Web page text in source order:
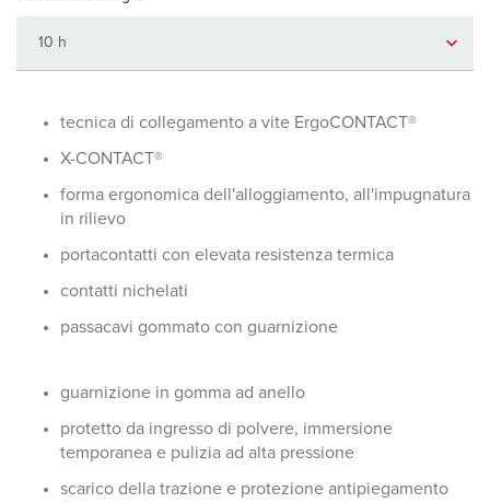
tecnica di collegamento a vite ErgoCONTACT®
X-CONTACT®
forma ergonomica dell'alloggiamento, all'impugnatura
in rilievo
portacontatti con elevata resistenza termica
contatti nichelati
passacavi gommato con guarnizione
guarnizione in gomma ad anello
protetto da ingresso di polvere, immersione
temporanea e pulizia ad alta pressione
scarico della trazione e protezione antipiegamento